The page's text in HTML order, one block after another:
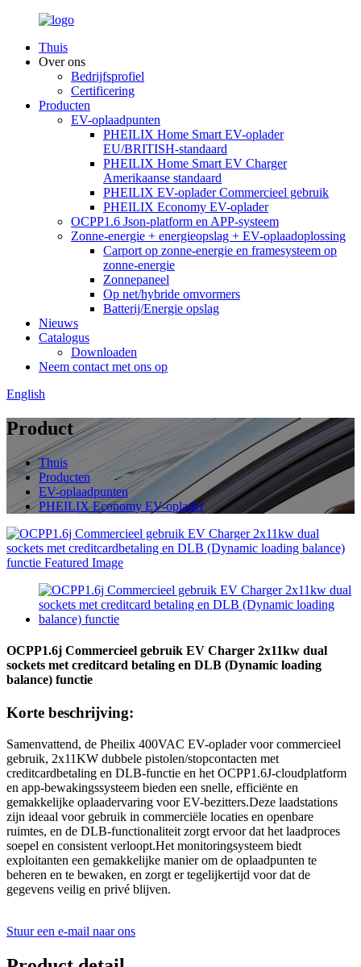
Thuis
Over ons
Bedrijfsprofiel
Certificering
Producten
EV-oplaadpunten
PHEILIX Home Smart EV-oplader
EU/BRITISH-standaard
PHEILIX Home Smart EV Charger
Amerikaanse standaard
PHEILIX EV-oplader Commercieel gebruik
PHEILIX Economy EV-oplader
OCPP1.6 Json-platform en APP-systeem
Zonne-energie + energieopslag + EV-oplaadoplossing
Carport op zonne-energie en framesysteem op
zonne-energie
Zonnepaneel
Op net/hybride omvormers
Batterij/Energie opslag
Nieuws
Catalogus
Downloaden
Neem contact met ons op
English
Product
Thuis
Producten
EV-oplaadpunten
PHEILIX Economy EV-oplader
OCPP1.6j Commercieel gebruik EV Charger 2x11kw dual
sockets met creditcard betaling en DLB (Dynamic loading
balance) functie
Korte beschrijving:
Samenvattend, de Pheilix 400VAC EV-oplader voor commercieel
gebruik, 2x11KW dubbele pistolen/stopcontacten met
creditcardbetaling en DLB-functie en het OCPP1.6J-cloudplatform
en app-bewakingssysteem bieden een snelle, efficiënte en
gemakkelijke oplaadervaring voor EV-bezitters.Deze laadstations
zijn ideaal voor gebruik in commerciële locaties en openbare
ruimtes, en de DLB-functionaliteit zorgt ervoor dat het laadproces
soepel en consistent verloopt.Het monitoringsysteem biedt
exploitanten een gemakkelijke manier om de oplaadpunten te
beheren en te bewaken, en zorgt er tegelijkertijd voor dat de
gegevens veilig en privé blijven.
Stuur een e-mail naar ons